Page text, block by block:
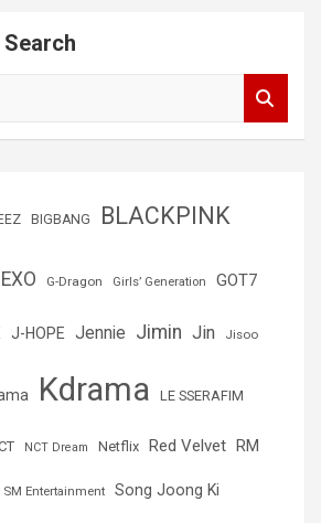
BIGBANG BLACKPINK
EXO G-Dragon Girls’ Generation GOT7
J-HOPE Jennie Jimin Jin Jisoo
Kdrama LE SSERAFIM
NCT Dream Netflix Red Velvet RM
SM Entertainment Song Joong Ki